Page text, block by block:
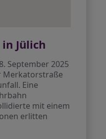
Jülich
September 2025
Merkatorstraße
Eine
mit einem
erlitten